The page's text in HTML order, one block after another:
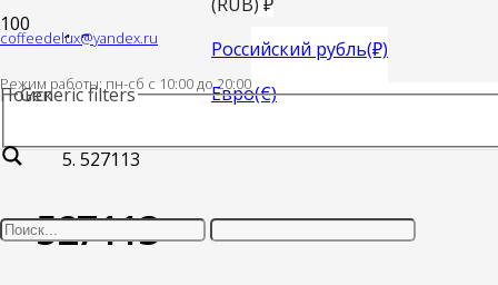
coffeedelux@yandex.ru
Режим работы: пн-cб с 10:00 до 20:00
Российский рубль(₽)
Евро(€)
Поиск
Generic filters
Главная
Товар Код GEV
527113
527113